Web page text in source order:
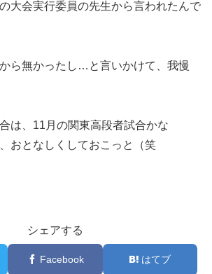
大会実行委員の先生から言われたんで
ら無かったし…と言いかけて、我慢
は、11月の関東高段者試合かな
おとなしくしておこっと（笑
シェアする
Facebook はてブ